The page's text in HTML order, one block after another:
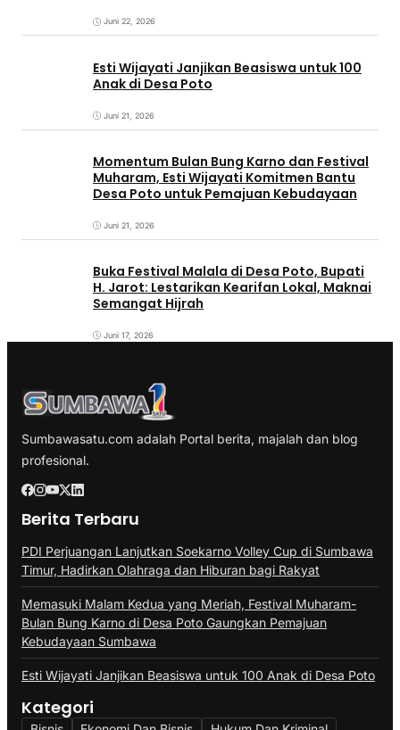
Juni 22, 2026
Esti Wijayati Janjikan Beasiswa untuk 100
Anak di Desa Poto
Juni 21, 2026
Momentum Bulan Bung Karno dan Festival
Muharam, Esti Wijayati Komitmen Bantu
Desa Poto untuk Pemajuan Kebudayaan
Juni 21, 2026
Buka Festival Malala di Desa Poto, Bupati
H. Jarot: Lestarikan Kearifan Lokal, Maknai
Semangat Hijrah
Juni 17, 2026
Sumbawasatu.com adalah Portal berita, majalah dan blog
profesional.
Berita Terbaru
PDI Perjuangan Lanjutkan Soekarno Volley Cup di Sumbawa
Timur, Hadirkan Olahraga dan Hiburan bagi Rakyat
Memasuki Malam Kedua yang Meriah, Festival Muharam-
Bulan Bung Karno di Desa Poto Gaungkan Pemajuan
Kebudayaan Sumbawa
Esti Wijayati Janjikan Beasiswa untuk 100 Anak di Desa Poto
Kategori